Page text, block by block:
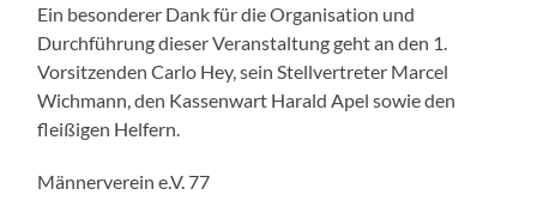
Ein besonderer Dank für die Organisation und
Durchführung dieser Veranstaltung geht an den 1.
Vorsitzenden Carlo Hey, sein Stellvertreter Marcel
Wichmann, den Kassenwart Harald Apel sowie den
fleißigen Helfern.
Männerverein e.V. 77